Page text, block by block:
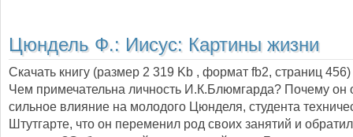
Цюндель Ф.: Иисус: Картины жизни
Скачать книгу (размер 2 319 Kb , формат fb2, страниц 456
Чем примечательна личность И.К.Блюмгарда? Почему он
сильное влияние на молодого Цюнделя, студента
Штутгарте, что он переменил род своих занятий и